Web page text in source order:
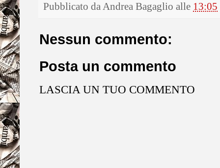
Pubblicato daAndrea Bagaglio alle 13:05
Nessun commento:
Posta un commento
LASCIA UN TUO COMMENTO